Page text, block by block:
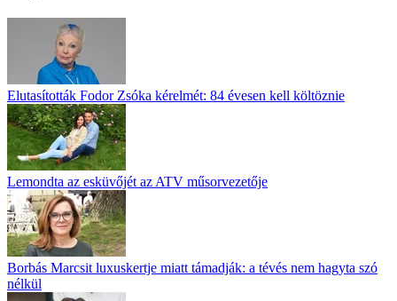
Elutasították Fodor Zsóka kérelmét: 84 évesen kell költöznie
Lemondta az esküvőjét az ATV műsorvezetője
Borbás Marcsit luxuskertje miatt támadják: a tévés nem hagyta szó
nélkül